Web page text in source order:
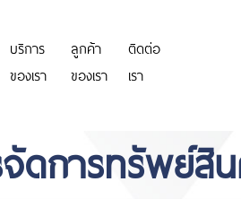
บริการ
ของเรา
ลูกค้า
ของเรา
ติดต่อ
เรา
ดการทรัพย์สิ